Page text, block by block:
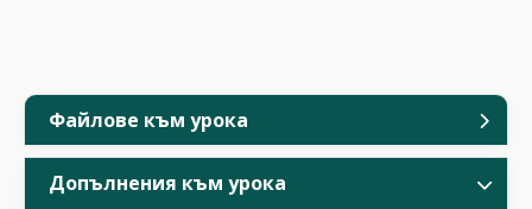
Файлове към урока
Допълнения към урока